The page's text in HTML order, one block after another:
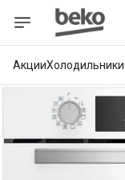
Акции